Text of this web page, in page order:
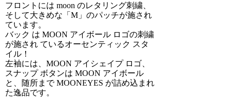
フロントには moon のレタリング刺繍、
そして大きめな「M」のパッチが施され
ています。
バック は MOON アイボール ロゴの刺繍
が施され ているオーセンティック スタ
イル！
左袖には、MOON アイシェイプ ロゴ、
スナップ ボタンは MOON アイボール
と、随所まで MOONEYES が詰め込まれ
た逸品です。